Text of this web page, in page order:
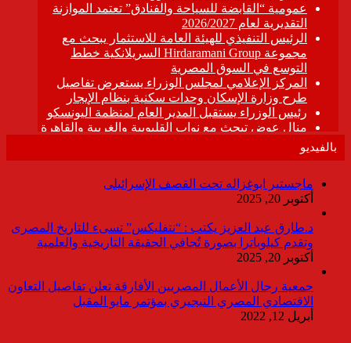
بالفيديو
ماجستير ابوغزاله تحت القصف الإسرائيلى
أكتوبر 20, 2025
د.طارق عبد العزيز يكتب : “نتفليكس” تسىء للتاريخ المصرى
وتقدم كيلوباترا بصورة تُجافي الحقيقة التاريخية والعلمية
أكتوبر 20, 2025
جمعية رجال الأعمال المصريين الأفارقة تعلن تفاصيل التعاون
الاقتصادي المصري النيجيري بمؤتمر مايو المقبل
أبريل 12, 2022